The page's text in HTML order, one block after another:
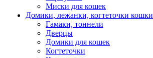
Миски для кошек
Домики, лежанки, когтеточки кошки
Гамаки, тоннели
Дверцы
Домики для кошек
Когтеточки